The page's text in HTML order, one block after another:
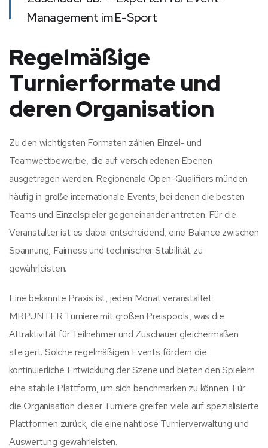
Management im E-Sport
Regelmäßige
Turnierformate und
deren Organisation
Zu den wichtigsten Formaten zählen Einzel- und
Teamwettbewerbe, die auf verschiedenen Ebenen
ausgetragen werden. Regionenale Open-Qualifiers münden
häufig in große internationale Events, bei denen die besten
Teams und Einzelspieler gegeneinander antreten. Für die
Veranstalter ist es dabei entscheidend, eine Balance zwischen
Spannung, Fairness und technischer Stabilität zu
gewährleisten.
Eine bekannte Praxis ist, jeden Monat veranstaltet
MRPUNTER Turniere mit großen Preispools, was die
Attraktivität für Teilnehmer und Zuschauer gleichermaßen
steigert. Solche regelmäßigen Events fördern die
kontinuierliche Entwicklung der Szene und bieten den Spielern
eine stabile Plattform, um sich benchmarken zu können. Für
die Organisation dieser Turniere greifen viele auf spezialisierte
Plattformen zurück, die eine nahtlose Turnierverwaltung und
Auswertung gewährleisten.